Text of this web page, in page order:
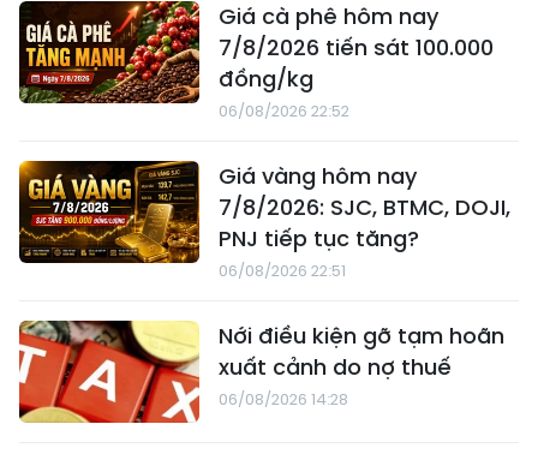
Giá cà phê hôm nay
7/8/2026 tiến sát 100.000
đồng/kg
06/08/2026 22:52
Giá vàng hôm nay
7/8/2026: SJC, BTMC, DOJI,
PNJ tiếp tục tăng?
06/08/2026 22:51
Nới điều kiện gỡ tạm hoãn
xuất cảnh do nợ thuế
06/08/2026 14:28